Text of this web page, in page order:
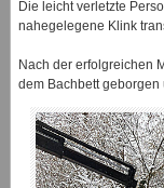
Die leicht verletzte
nahegelegene Klink
Nach der erfolgreichen
dem Bachbett